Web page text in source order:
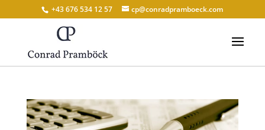
+43 676 534 12 57 cp@conradpramboeck.com